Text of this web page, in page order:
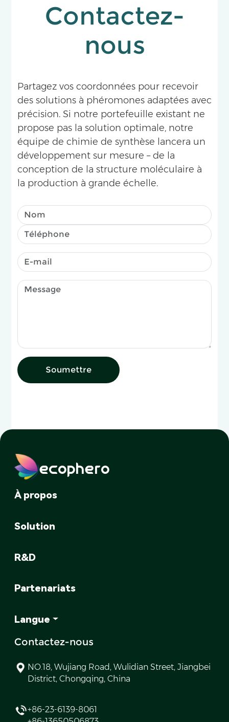
Contactez-
nous
Partagez vos coordonnées pour recevoir
des solutions à phéromones adaptées avec
précision. Si notre portefeuille existant ne
propose pas la solution optimale, notre
équipe de chimie de synthèse lancera un
développement sur mesure – de la
conception de la structure moléculaire à
la production à grande échelle.
Soumettre
ecophero
À propos
Solution
R&D
Partenariats
Langue
Contactez-nous
NO.18, Wujiang Road, Wulidian Street, Jiangbei
District, Chongqing, China
+86-23-6139-8061